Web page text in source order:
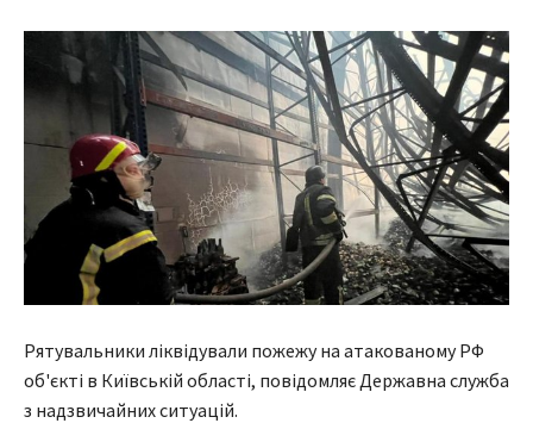
Рятувальники ліквідували пожежу на атакованому РФ
об'єкті в Київській області, повідомляє Державна служба
з надзвичайних ситуацій.